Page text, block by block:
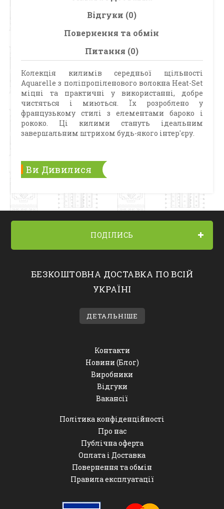
Відгуки (0)
Повернення та обмін
Питання (0)
Колекція килимів середньої щільності
Aquarelle з поліпропіленового волокна Heat-Set
міцні та практичні у використанні, добре
чистяться і миються. Їх розроблено у
французькому стилі з елементами бароко і
рококо. Ці килими стануть ідеальним
завершальним штрихом будь-якого інтер'єру.
Ви Дивилися
ПОДІЛИСЬ
БЕЗКОШТОВНА ДОСТАВКА ПО ВСІЙ
УКРАЇНІ
ДЕТАЛЬНІШЕ
Контакти
Новини (Блог)
Виробники
Відгуки
Вакансії
Політика конфіденційності
Про нас
Публічна оферта
Оплата і Доставка
Повернення та обмін
Правила експлуатації